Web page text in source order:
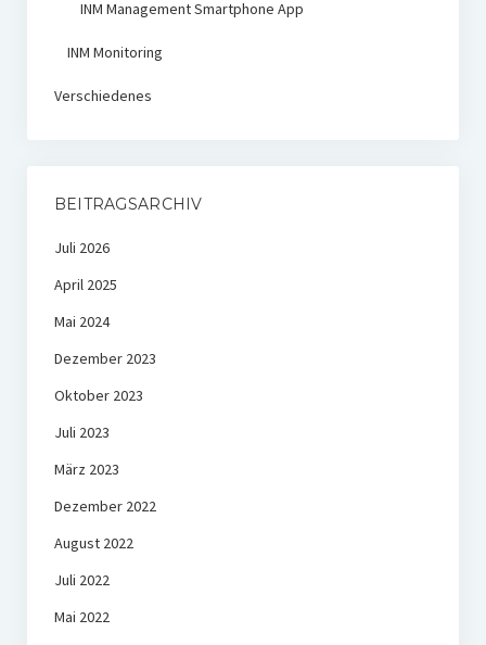
INM Management Smartphone App
INM Monitoring
Verschiedenes
BEITRAGSARCHIV
Juli 2026
April 2025
Mai 2024
Dezember 2023
Oktober 2023
Juli 2023
März 2023
Dezember 2022
August 2022
Juli 2022
Mai 2022